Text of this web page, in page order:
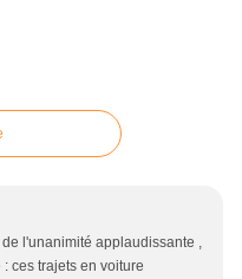
l'unanimité applaudissante ,
ces trajets en voiture